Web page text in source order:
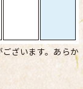
ざいます。あらか